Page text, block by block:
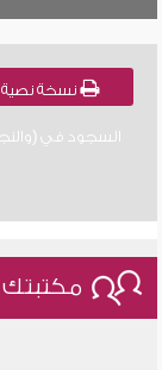
نسخة نصية
السجود في
مكتبتك